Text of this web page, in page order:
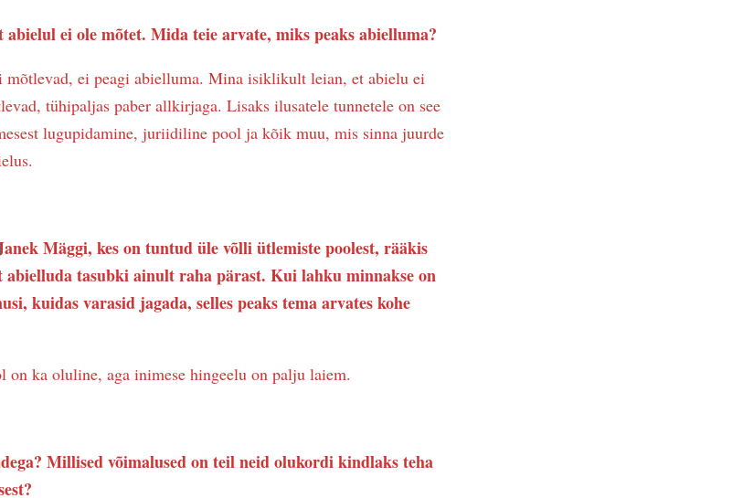
abielul ei ole mõtet. Mida teie arvate, miks peaks abielluma?
mõtlevad, ei peagi abielluma. Mina isiklikult leian, et abielu ei
tühipaljas paber allkirjaga. Lisaks ilusatele tunnetele on see
lugupidamine, juriidiline pool ja kõik muu, mis sinna juurde
Mäggi, kes on tuntud üle võlli ütlemiste poolest, rääkis
abielluda tasubki ainult raha pärast. Kui lahku minnakse on
kuidas varasid jagada, selles peaks tema arvates kohe
on ka oluline, aga inimese hingeelu on palju laiem.
Millised võimalused on teil neid olukordi kindlaks teha